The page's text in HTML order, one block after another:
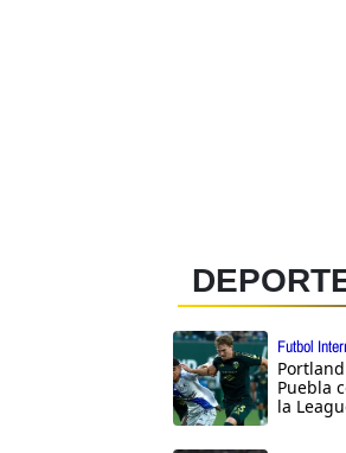
Futbol
Puebla
la